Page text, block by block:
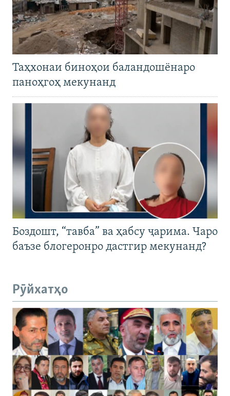
Таҳхонаи биноҳои баландошёнаро
паноҳгоҳ мекунанд
Боздошт, “тавба” ва ҳабсу ҷарима. Чаро
баъзе блогеронро дастгир мекунанд?
Рӯйхатҳо